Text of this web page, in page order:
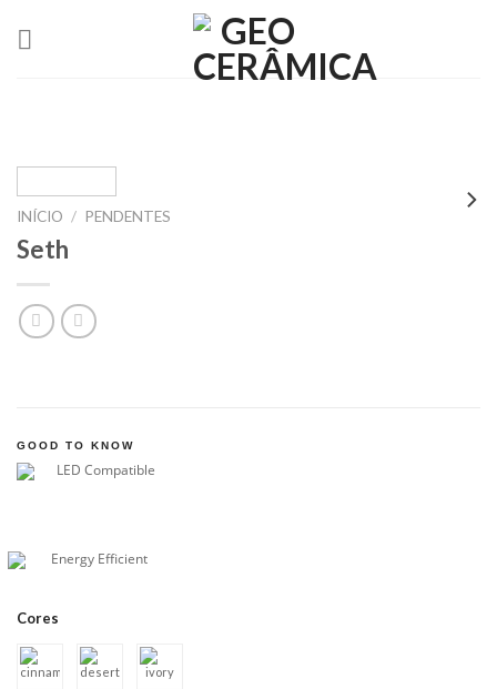
INÍCIO / PENDENTES
Seth
GOOD TO KNOW
LED Compatible
Energy Efficient
Cores